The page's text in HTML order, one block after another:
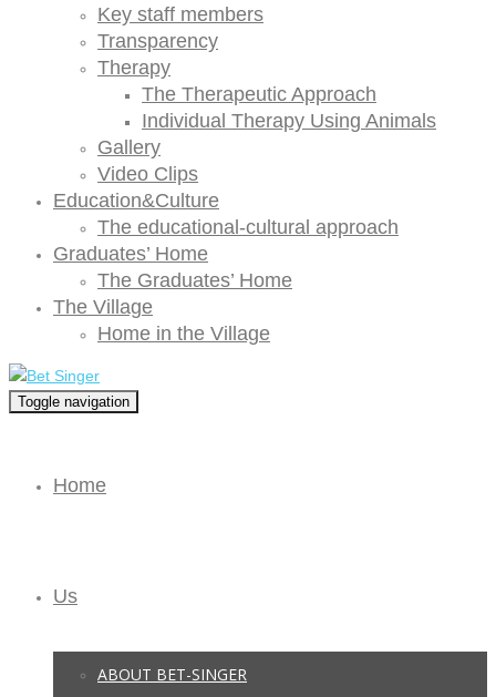
Key staff members
Transparency
Therapy
The Therapeutic Approach
Individual Therapy Using Animals
Gallery
Video Clips
Education&Culture
The educational-cultural approach
Graduates’ Home
The Graduates’ Home
The Village
Home in the Village
Toggle navigation
Home
Us
ABOUT BET-SINGER